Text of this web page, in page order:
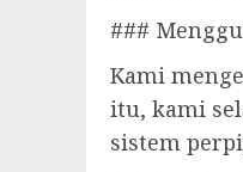
###
Kami
itu, kami
sistem